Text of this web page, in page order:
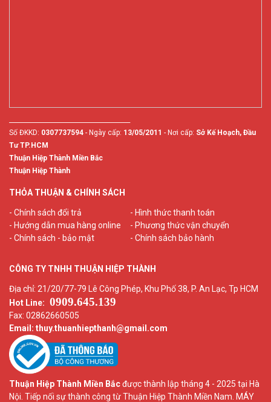
Số ĐKKD: 0307737594 - Ngày cấp: 13/05/2011 - Nơi cấp: Sở Kế Hoạch, Đầu
Tư TP.HCM
Thuận Hiệp Thành Miền Bắc
Thuận Hiệp Thành
THỎA THUẬN & CHÍNH SÁCH
- Chính sách đổi trả
- Hình thức thanh toán
- Hướng dẫn mua hàng online
- Phương thức vận chuyển
- Chính sách - bảo mật
- Chính sách bảo hành
CÔNG TY TNHH THUẬN HIỆP THÀNH
Địa chỉ: 21/20/77-79 Lê Công Phép, Khu Phố 38, P. An Lạc, Tp HCM
Hot Line: 0909.645.139
Fax: 02862660505
Email: thuy.thuanhiepthanh@gmail.com
Thuận Hiệp Thành Miền Bắcđược thành lập tháng 4 - 2025 tại Hà
Nội. Tiếp nối sự thành công từ Thuận Hiệp Thành Miền Nam. MÁY